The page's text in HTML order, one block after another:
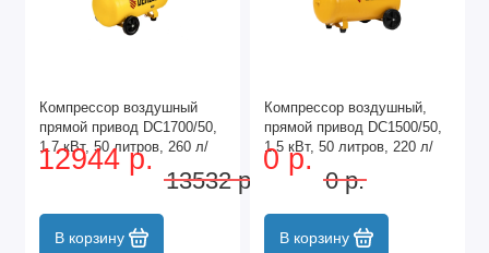
Компрессор воздушный
прямой привод DC1700/50,
1.7 кВт, 50 литров, 260 л/
мин Denzel
12944 р.
13532 р.
В корзину
Компрессор воздушный,
прямой привод DC1500/50,
1.5 кВт, 50 литров, 220 л/
мин Denzel
0 р.
0 р.
В корзину